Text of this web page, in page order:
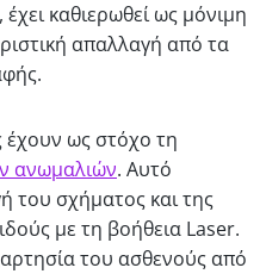
καθιερωθεί ως μόνιμη
απαλλαγή από τα
έχουν ως στόχο τη
ανωμαλιών. Αυτό
του σχήματος και της
με τη βοήθεια Laser.
του ασθενούς από